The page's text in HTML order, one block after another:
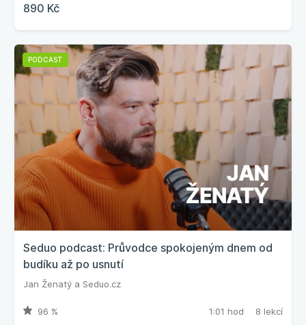
890 Kč
PODCAST
Seduo podcast: Průvodce spokojeným dnem od
budíku až po usnutí
Jan Ženatý a Seduo.cz
96 % 1:01 hod 8 lekcí